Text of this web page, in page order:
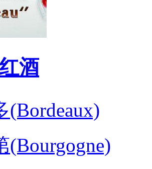
酒
(Bordeaux)
(Bourgogne)